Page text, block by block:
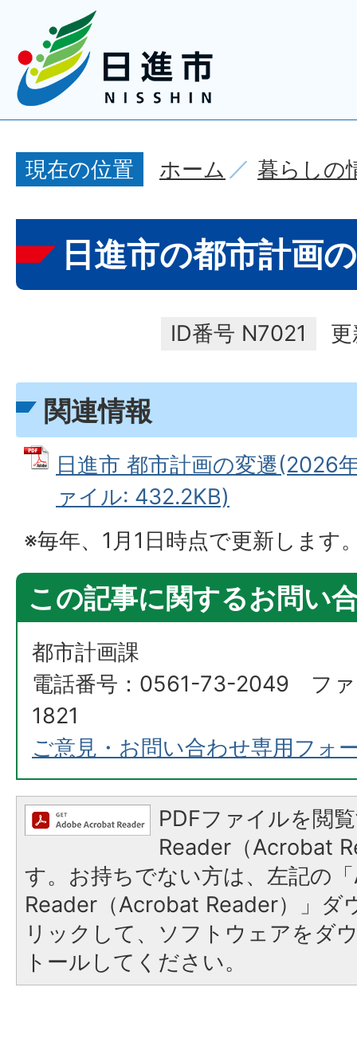
現在の位置 ホーム 暮らしの
日進市の都市計画
ID番号 N7021
関連情報
日進市 都市計画の変遷(2026
ァイル: 432.2KB)
※毎年、1月1日時点で更新します
この記事に関するお問い
都市計画課
電話番号：0561-73-2049 フ
1821
ご意見・お問い合わせ専用フォ
PDFファイルを閲
Reader（Acrobat
す。お持ちでない方は、左記の
Reader（Acrobat Reader）」ダ
リックして、ソフトウェアをダ
トールしてください。